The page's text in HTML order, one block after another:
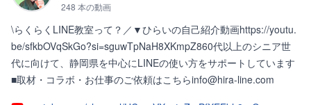
248 本の動画
\らくらくLINE教室って？／▼ひらいの自己紹介動画https://youtu.
be/sfkbOVqSkGo?si=sguwTpNaH8XKmpZ860代以上のシニア世
代に向けて、静岡県を中心にLINEの使い方をサポートしています
■取材・コラボ・お仕事のご依頼はこちらinfo@hira-line.com